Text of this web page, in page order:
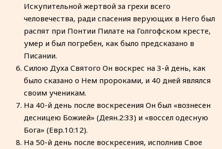
Искупительной жертвой за грехи всего
человечества, ради спасения верующих в Него был
распят при Понтии Пилате на Голгофском кресте,
умер и был погребен, как было предсказано в
Писании.
Силою Духа Святого Он воскрес на 3-й день, как
было сказано о Нем пророками, и 40 дней являлся
своим ученикам.
На 40-й день после воскресения Он был «вознесен
десницею Божией» (Деян.2:33) и «воссел одесную
Бога» (Евр.10:12).
На 50-й день после воскресения, исполнив Свое